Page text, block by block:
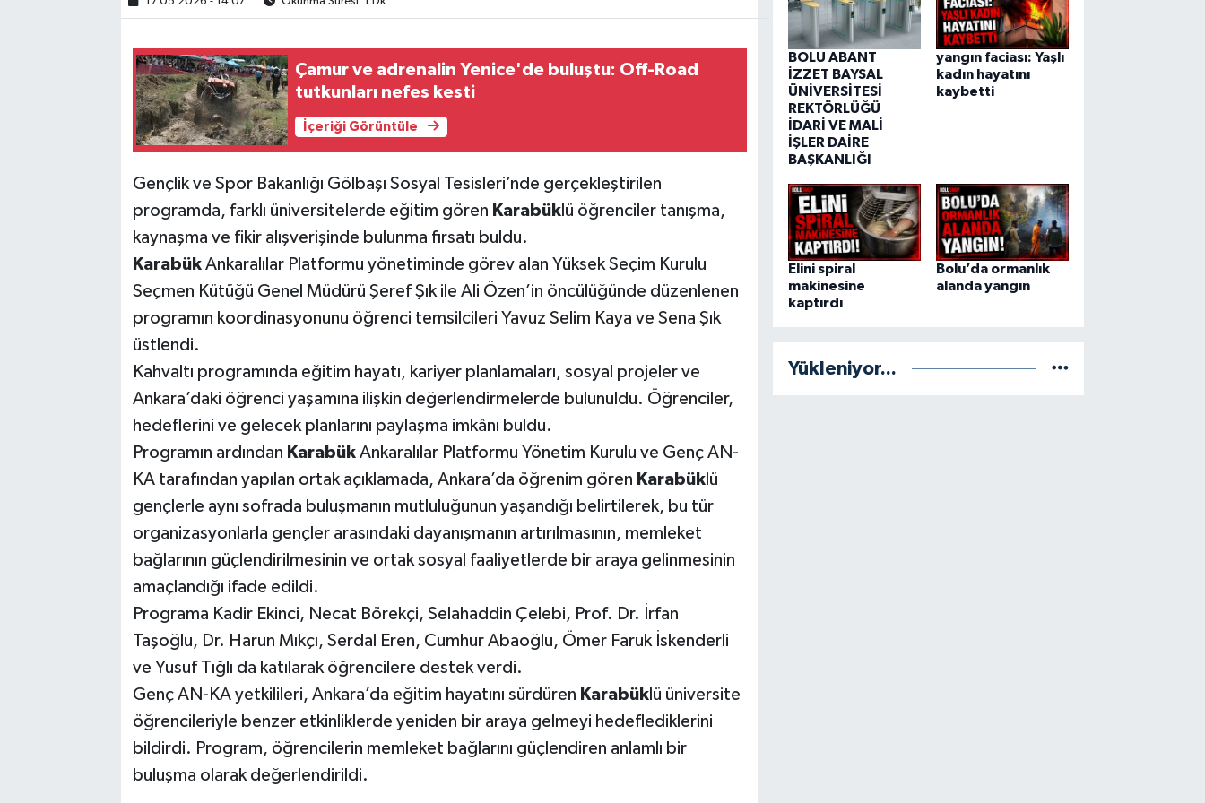
Çamur ve adrenalin Yenice'de buluştu: Off-Road
tutkunları nefes kesti
İçeriği Görüntüle
Gençlik ve Spor Bakanlığı Gölbaşı Sosyal Tesisleri’nde gerçekleştirilen
programda, farklı üniversitelerde eğitim gören Karabüklü öğrenciler tanışma,
kaynaşma ve fikir alışverişinde bulunma fırsatı buldu.
KarabükAnkaralılar Platformu yönetiminde görev alan Yüksek Seçim Kurulu
Seçmen Kütüğü Genel Müdürü Şeref Şık ile Ali Özen’in öncülüğünde düzenlenen
programın koordinasyonunu öğrenci temsilcileri Yavuz Selim Kaya ve Sena Şık
üstlendi.
Kahvaltı programında eğitim hayatı, kariyer planlamaları, sosyal projeler ve
Ankara’daki öğrenci yaşamına ilişkin değerlendirmelerde bulunuldu. Öğrenciler,
hedeflerini ve gelecek planlarını paylaşma imkânı buldu.
Programın ardından KarabükAnkaralılar Platformu Yönetim Kurulu ve Genç AN-
KA tarafından yapılan ortak açıklamada, Ankara’da öğrenim gören Karabüklü
gençlerle aynı sofrada buluşmanın mutluluğunun yaşandığı belirtilerek, bu tür
organizasyonlarla gençler arasındaki dayanışmanın artırılmasının, memleket
bağlarının güçlendirilmesinin ve ortak sosyal faaliyetlerde bir araya gelinmesinin
amaçlandığı ifade edildi.
Programa Kadir Ekinci, Necat Börekçi, Selahaddin Çelebi, Prof. Dr. İrfan
Taşoğlu, Dr. Harun Mıkçı, Serdal Eren, Cumhur Abaoğlu, Ömer Faruk İskenderli
ve Yusuf Tığlı da katılarak öğrencilere destek verdi.
Genç AN-KA yetkilileri, Ankara’da eğitim hayatını sürdüren Karabüklü üniversite
öğrencileriyle benzer etkinliklerde yeniden bir araya gelmeyi hedeflediklerini
bildirdi. Program, öğrencilerin memleket bağlarını güçlendiren anlamlı bir
buluşma olarak değerlendirildi.
BOLU ABANT
İZZET BAYSAL
ÜNİVERSİTESİ
REKTÖRLÜĞÜ
İDARİ VE MALİ
İŞLER DAİRE
BAŞKANLIĞI
yangın faciası: Yaşlı
kadın hayatını
kaybetti
Elini spiral
makinesine
kaptırdı
Bolu’da ormanlık
alanda yangın
Yükleniyor...